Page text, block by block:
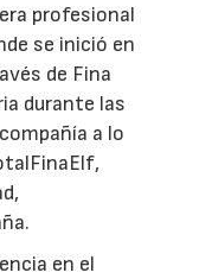
profesional
se inició en
de Fina
durante las
a lo
en el